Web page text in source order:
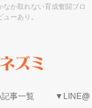
なか取れない育成奮闘ブロ
ーあり。
事一覧 ▼LINE@